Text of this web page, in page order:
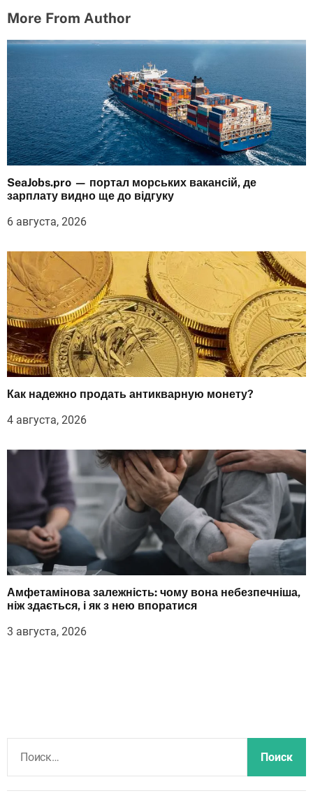
More From Author
SeaJobs.pro — портал морських вакансій, де
зарплату видно ще до відгуку
6 августа, 2026
Как надежно продать антикварную монету?
4 августа, 2026
Амфетамінова залежність: чому вона небезпечніша,
ніж здається, і як з нею впоратися
3 августа, 2026
й